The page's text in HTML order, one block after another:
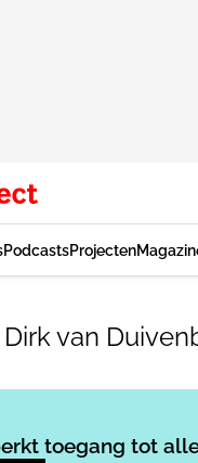
PodcastsProjecten
van
toegang tot